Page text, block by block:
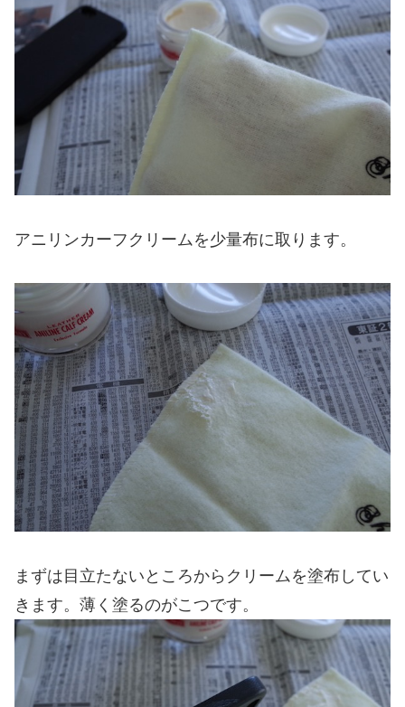
アニリンカーフクリームを少量布に取ります。
まずは目立たないところからクリームを塗布してい
きます。薄く塗るのがこつです。